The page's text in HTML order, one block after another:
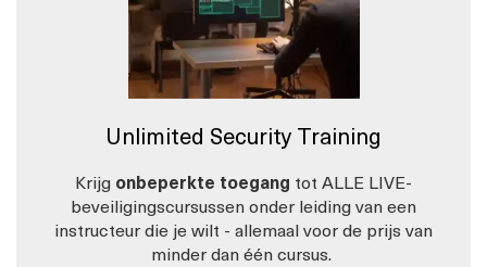
Unlimited Security Training
Krijg onbeperkte toegang tot ALLE LIVE-
beveiligingscursussen onder leiding van een
instructeur die je wilt - allemaal voor de prijs van
minder dan één cursus.